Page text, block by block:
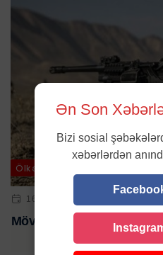
Ölkə
16 FEV 2024 | 14:18
Mövqelərimiz atəşə tutuldu
Ən Son
Bizi sosial
xəbərlərdən